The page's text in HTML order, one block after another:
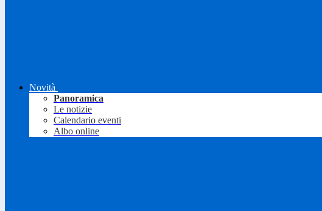
Novità
Panoramica
Le notizie
Calendario eventi
Albo online